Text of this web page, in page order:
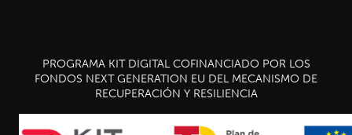
PROGRAMA KIT DIGITAL COFINANCIADO POR LOS
FONDOS NEXT GENERATION EU DEL MECANISMO DE
RECUPERACIÓN Y RESILIENCIA